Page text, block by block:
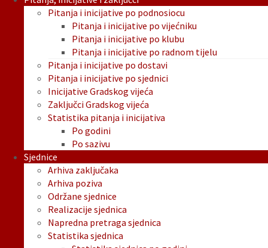
Pitanja i inicijative po podnosiocu
Pitanja i inicijative po vijećniku
Pitanja i inicijative po klubu
Pitanja i inicijative po radnom tijelu
Pitanja i inicijative po dostavi
Pitanja i inicijative po sjednici
Inicijative Gradskog vijeća
Zaključci Gradskog vijeća
Statistika pitanja i inicijativa
Po godini
Po sazivu
Sjednice
Arhiva zaključaka
Arhiva poziva
Održane sjednice
Realizacije sjednica
Napredna pretraga sjednica
Statistika sjednica